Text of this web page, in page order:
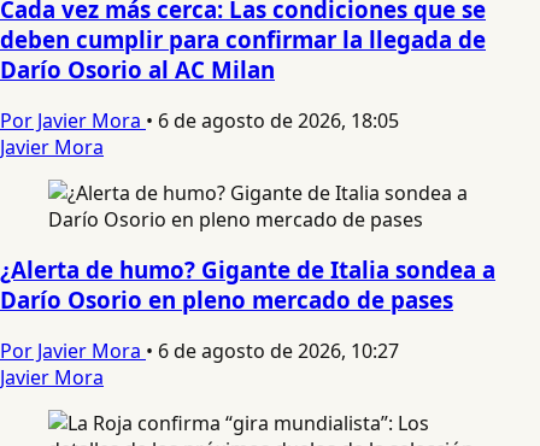
Cada vez más cerca: Las condiciones que se
deben cumplir para confirmar la llegada de
Darío Osorio al AC Milan
Por Javier Mora • 6 de agosto de 2026, 18:05
Javier Mora
¿Alerta de humo? Gigante de Italia sondea a
Darío Osorio en pleno mercado de pases
Por Javier Mora • 6 de agosto de 2026, 10:27
Javier Mora